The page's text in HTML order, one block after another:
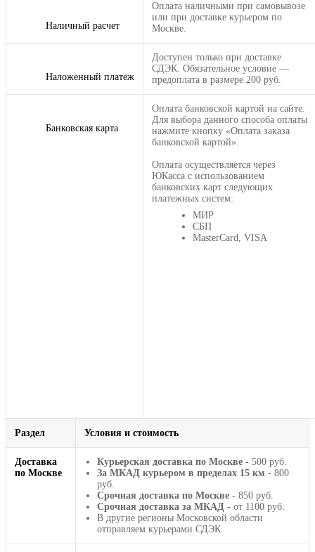
Наличный расчет
Оплата наличными при самовывозе
или при доставке курьером по
Москве.
Наложенный платеж
Доступен только при доставке
СДЭК. Обязательное условие —
предоплата в размере 200 руб.
Банковская карта
Оплата банковской картой на сайте.
Для выбора данного способа оплаты
нажмите кнопку «Оплата заказа
банковской картой».
Оплата осуществляется через
ЮКасса с использованием
банковских карт следующих
платежных систем:
МИР
СБП
MasterCard, VISA
Раздел Условия и стоимость
Доставка
по Москве
Курьерская доставка по Москве - 500 руб.
За МКАД курьером в пределах 15 км - 800
руб.
Срочная доставка по Москве - 850 руб.
Срочная доставка за МКАД - от 1100 руб.
В другие регионы Московской области
отправляем курьерами СДЭК.